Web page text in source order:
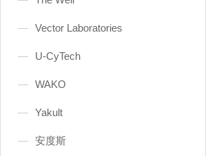
Vector Laboratories
U-CyTech
WAKO
Yakult
安度斯